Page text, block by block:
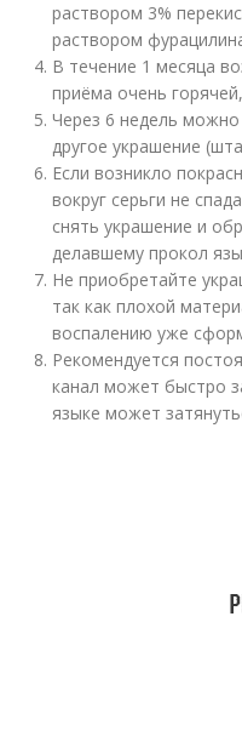
раствором 3%
раствором
В течение 1 месяца
приёма очень
Через 6 недель можно
другое украшение
Если возникло
вокруг серьги не
снять украшение и
делавшему прокол
Не приобретайте
так как плохой
воспалению уже
Рекомендуется
канал может быстро
языке может